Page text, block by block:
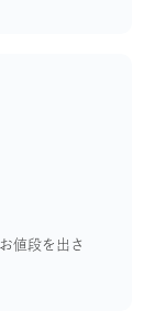
値段を出さ